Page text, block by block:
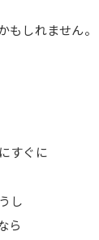
もしれません。
すぐに
し
ら